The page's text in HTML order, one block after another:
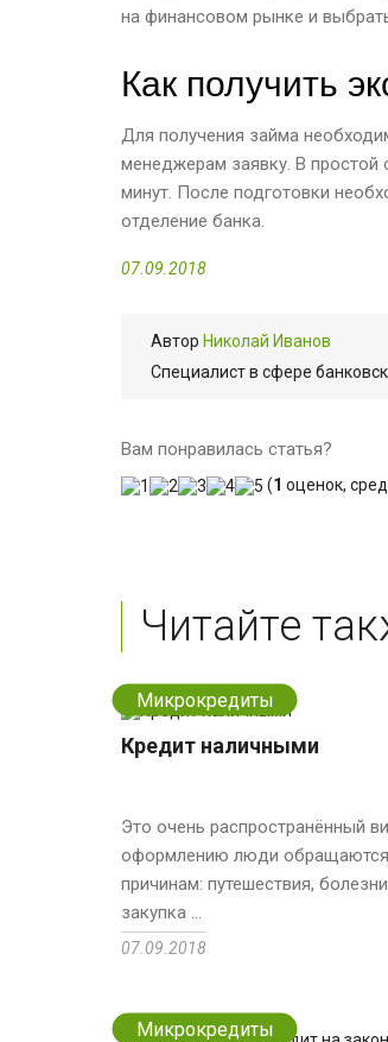
на финансовом рынке и
Как получить
Для получения займа
менеджерам заявку. В простой
минут. После подготовки
отделение банка.
07.09.2018
Автор Николай Иванов
Cпециалист в сфере
Вам понравилась статья?
(1 оценок,
Читайте
Микрокредиты
Кредит наличными
Это очень распространённый
оформлению люди
причинам: путешествия,
закупка ...
07.09.2018
Микрокредиты